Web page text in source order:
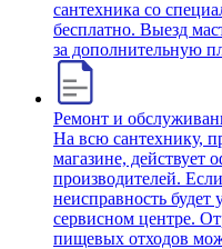
сантехника со
бесплатно. Выезд
за дополнительную
Ремонт и
На всю сантехнику,
магазине, действует
производителей.
неисправность будет
сервисном центре.
пищевых отходов